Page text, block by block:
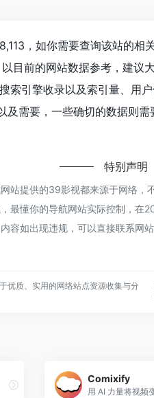
，如你需要查询该站的相
目前的网站数据参考，建议
索引擎收录以及索引量、用
及需要，一些确切的数据则
特别声明
站提供的39影视都来源于网络，
最懂你的导航网站实际控制，在
容如出现违规，可以直接联系网
优质、实用的网络站点资源收集与分
Comixify
用 AI 力量将视频